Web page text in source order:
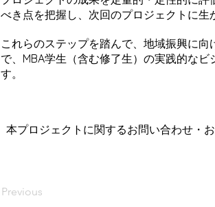
べき点を把握し、次回のプロジェクトに生
これらのステップを踏んで、地域振興に
で、MBA学生（含む修了生）の実践的な
す。
本プロジェクトに関するお問い合わせ・
Previous